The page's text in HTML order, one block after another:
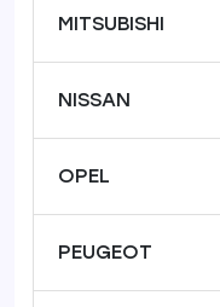
MITSUBISHI
NISSAN
OPEL
PEUGEOT